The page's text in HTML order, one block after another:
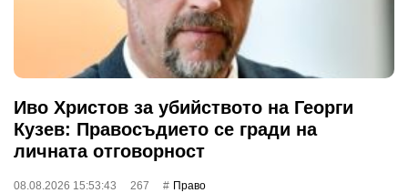
Иво Христов за убийството на Георги
Кузев: Правосъдието се гради на
личната отговорност
08.08.2026 15:53:43 267 Право